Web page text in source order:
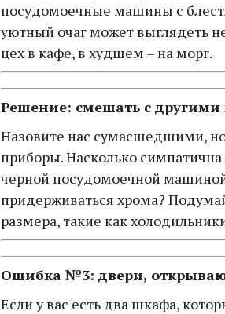
посудомоечные машины с
уютный очаг может выглядеть
цех в кафе, в худшем – на морг.
Решение: смешать с
Назовите нас сумасшедшими,
приборы. Насколько
черной посудомоечной
придерживаться хрома?
размера, такие как
Ошибка №3: двери,
Если у вас есть два шкафа,